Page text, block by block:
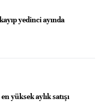
yedinci ayında
yüksek aylık satışı